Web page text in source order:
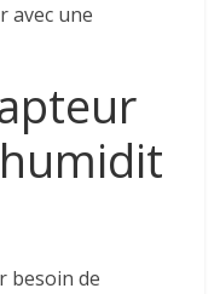
avec une
besoin de